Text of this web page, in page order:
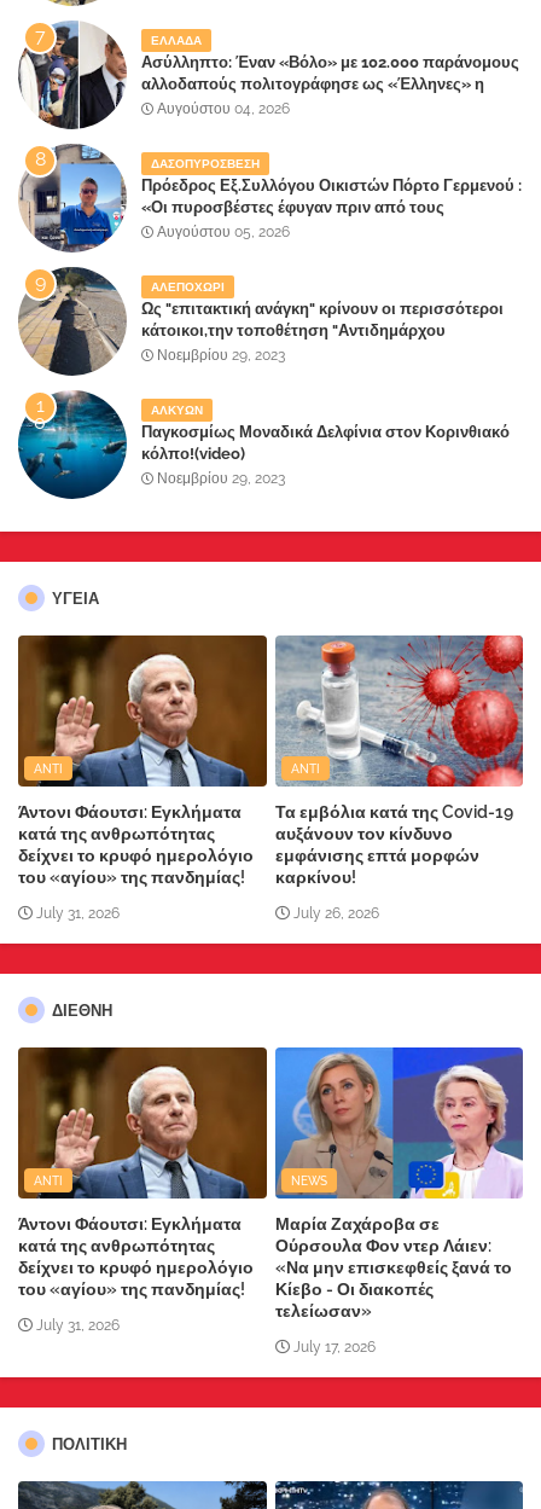
ΕΛΛΑΔΑ
Ασύλληπτο: Έναν «Βόλο» με 102.000 παράνομους
αλλοδαπούς πολιτογράφησε ως «Έλληνες» η
κυβέρνηση!
Αυγούστου 04, 2026
ΔΑΣΟΠΥΡΟΣΒΕΣΗ
Πρόεδρος Εξ.Συλλόγου Οικιστών Πόρτο Γερμενού :
«Οι πυροσβέστες έφυγαν πριν από τους
κατοίκους»
Αυγούστου 05, 2026
ΑΛΕΠΟΧΩΡΙ
Ως "επιτακτική ανάγκη" κρίνουν οι περισσότεροι
κάτοικοι,την τοποθέτηση "Αντιδημάρχου
Παραλιακής Ζώνης" στο Δήμο Μάνδρας-Ειδυλλίας!
Νοεμβρίου 29, 2023
ΑΛΚΥΩΝ
Παγκοσμίως Μοναδικά Δελφίνια στον Κορινθιακό
κόλπο!(video)
Νοεμβρίου 29, 2023
ΥΓΕΙΑ
ANTI
Άντονι Φάουτσι: Εγκλήματα
κατά της ανθρωπότητας
δείχνει το κρυφό ημερολόγιο
του «αγίου» της πανδημίας!
July 31, 2026
ANTI
Τα εμβόλια κατά της Covid-19
αυξάνουν τον κίνδυνο
εμφάνισης επτά μορφών
καρκίνου!
July 26, 2026
ΔΙΕΘΝΗ
ANTI
Άντονι Φάουτσι: Εγκλήματα
κατά της ανθρωπότητας
δείχνει το κρυφό ημερολόγιο
του «αγίου» της πανδημίας!
July 31, 2026
NEWS
Μαρία Ζαχάροβα σε
Ούρσουλα Φον ντερ Λάιεν:
«Να μην επισκεφθείς ξανά το
Κίεβο - Οι διακοπές
τελείωσαν»
July 17, 2026
ΠΟΛΙΤΙΚΗ